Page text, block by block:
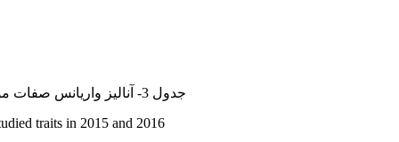
جدول 3- آنالیز واریانس صفات مورد بررسی در سال های 1395 و 1396.
traits in 2015 and 2016.